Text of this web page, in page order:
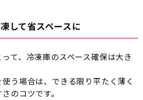
して省スペースに
て、冷凍庫のスペース確保は大き
う場合は、できる限り平たく薄く
のコツです。